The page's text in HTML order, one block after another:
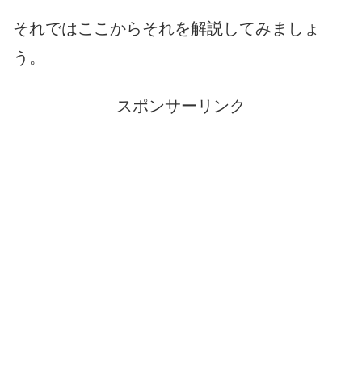
それではここからそれを解説してみましょ
う。
スポンサーリンク